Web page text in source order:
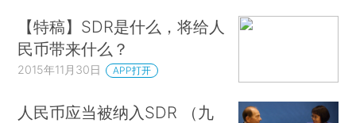
【特稿】SDR是什么，将给人
民币带来什么？
2015年11月30日 APP打开
人民币应当被纳入SDR （九